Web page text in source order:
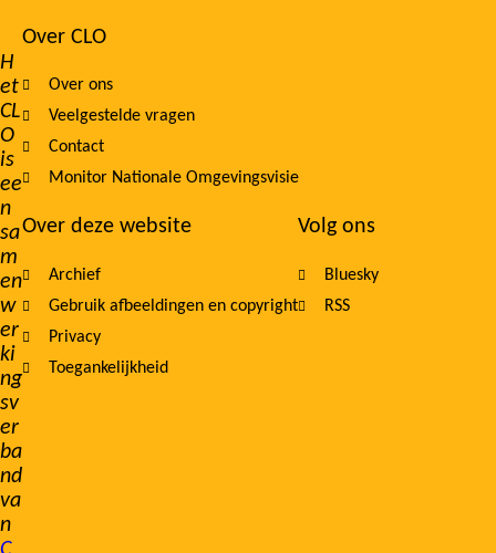
H
et
CL
O
is
ee
n
sa
m
en
w
er
ki
ng
sv
er
ba
nd
va
n
Footer
navigation
Over CLO
Over ons
Veelgestelde vragen
Contact
Monitor Nationale Omgevingsvisie
Over deze website
Archief
Gebruik afbeeldingen en copyright
Privacy
Toegankelijkheid
Volg ons
Bluesky
RSS